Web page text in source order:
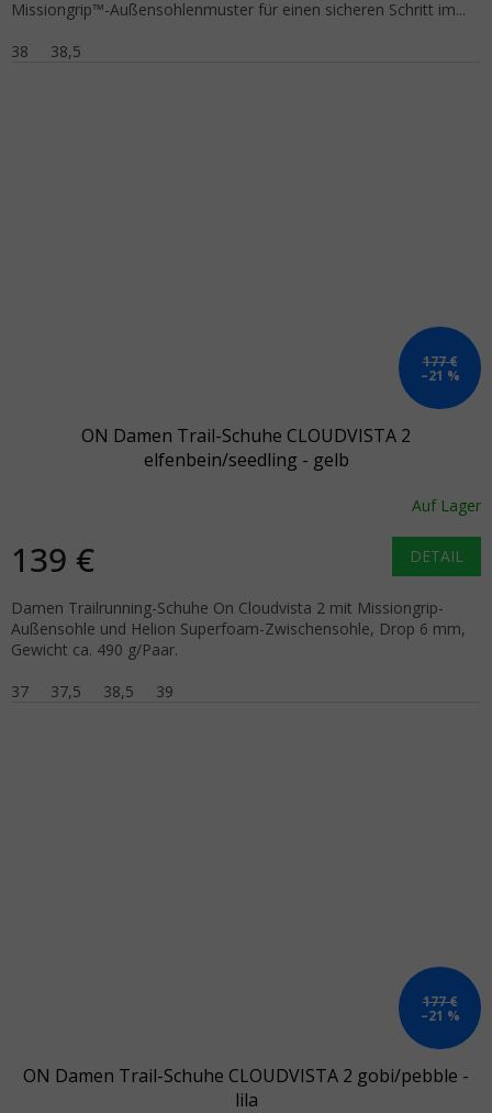
Missiongrip™-Außensohlenmuster für einen sicheren Schritt im...
38
38,5
177 €
–21 %
ON Damen Trail-Schuhe CLOUDVISTA 2
elfenbein/seedling - gelb
Auf Lager
139 € DETAIL
Damen Trailrunning-Schuhe On Cloudvista 2 mit Missiongrip-
Außensohle und Helion Superfoam-Zwischensohle, Drop 6 mm,
Gewicht ca. 490 g/Paar.
37
37,5 38,5 39
177 €
–21 %
ON Damen Trail-Schuhe CLOUDVISTA 2 gobi/pebble -
lila